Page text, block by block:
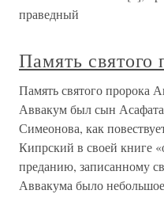
праведный
Память
Память святого пророка
Аввакум был сын
Симеонова, как
Кипрский в своей книге
преданию, записанному
Аввакума было